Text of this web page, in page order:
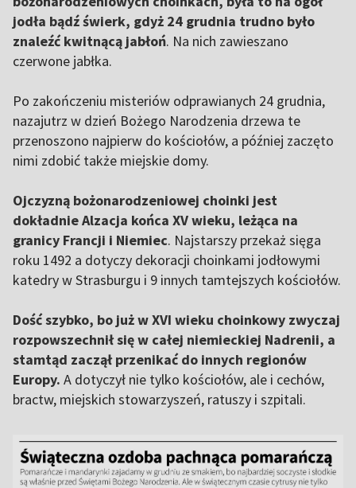
jodła bądź świerk, gdyż 24 grudnia trudno było
znaleźć kwitnącą jabłoń. Na nich zawieszano
czerwone jabłka.
Po zakończeniu misteriów odprawianych 24 grudnia,
nazajutrz w dzień Bożego Narodzenia drzewa te
przenoszono najpierw do kościołów, a później zaczęto
nimi zdobić także miejskie domy.
Ojczyzną bożonarodzeniowej choinki jest
dokładnie Alzacja końca XV wieku, leżąca na
granicy Francji i Niemiec. Najstarszy przekaż sięga
roku 1492 a dotyczy dekoracji choinkami jodłowymi
katedry w Strasburgu i 9 innych tamtejszych kościołów.
Dość szybko, bo już w XVI wieku choinkowy zwyczaj
rozpowszechnił się w całej niemieckiej Nadrenii, a
stamtąd zaczął przenikać do innych regionów
Europy. A dotyczył nie tylko kościołów, ale i cechów,
bractw, miejskich stowarzyszeń, ratuszy i szpitali.